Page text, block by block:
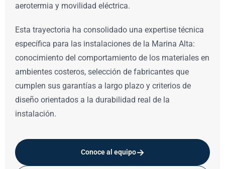
aerotermia y movilidad eléctrica.
Esta trayectoria ha consolidado una expertise técnica
específica para las instalaciones de la Marina Alta:
conocimiento del comportamiento de los materiales en
ambientes costeros, selección de fabricantes que
cumplen sus garantías a largo plazo y criterios de
diseño orientados a la durabilidad real de la
instalación.
Conoce al equipo→